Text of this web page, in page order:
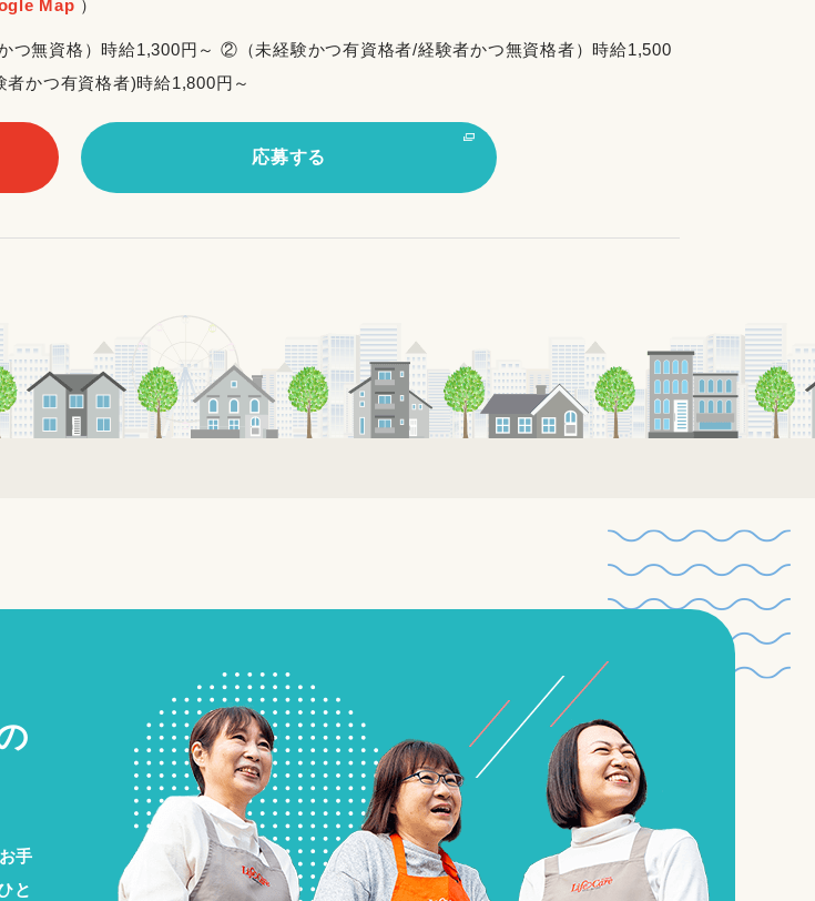
Map ）
つ無資格）時給1,300円～ ②（未経験かつ有資格者/経験者かつ無資格者）時給1,500
かつ有資格者)時給1,800円～
応募する
手
と